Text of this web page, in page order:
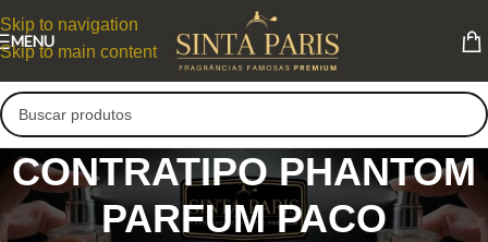
Skip to navigation
Skip to main content
MENU
CONTRATIPO PHANTOM
PARFUM PACO